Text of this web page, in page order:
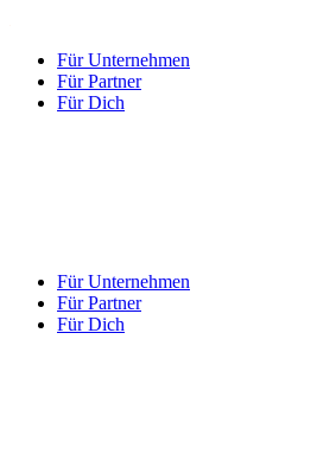
Für Unternehmen
Für Partner
Für Dich
Für Unternehmen
Für Partner
Für Dich